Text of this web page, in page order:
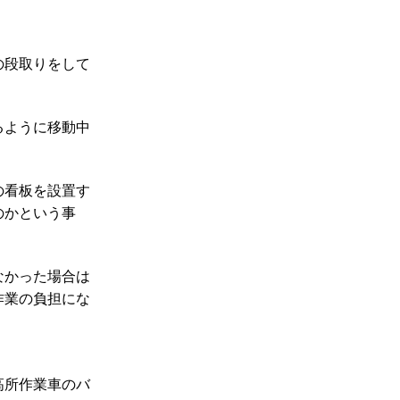
取りをして
うに移動中
板を設置す
という事
った場合は
の負担にな
作業車のバ